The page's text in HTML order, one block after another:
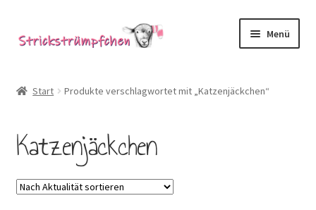
Navigation
Inhalt
Menü
Donegal-Jäckchen & Pullis
Spielhosen & Mützen
Start Produkte verschlagwortet mit „Katzenjäckchen“
Katzenjäckchen